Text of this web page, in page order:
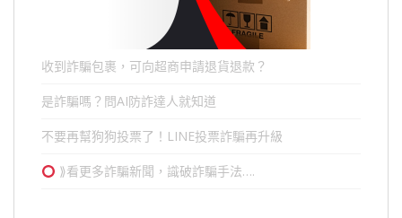
收到詐騙包裹，可向超商申請退貨退款？
是詐騙嗎？問AI防詐達人就知道
不要再幫狗狗投票了！LINE投票詐騙再升級
⟫看更多詐騙新聞，識破詐騙手法….